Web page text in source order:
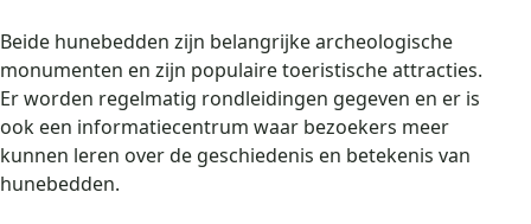
Beide hunebedden zijn belangrijke archeologische
monumenten en zijn populaire toeristische attracties.
Er worden regelmatig rondleidingen gegeven en er is
ook een informatiecentrum waar bezoekers meer
kunnen leren over de geschiedenis en betekenis van
hunebedden.